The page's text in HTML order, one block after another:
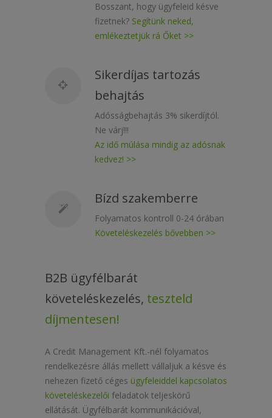
Bosszant, hogy ügyfeleid késve
fizetnek? Segítünk neked,
emlékeztetjük rá Őket >>
Sikerdíjas tartozás
behajtás
Adósságbehajtás 3% sikerdíjtól.
Ne várj!!!
Az idő múlása mindig az adósnak
kedvez! >>
Bízd szakemberre
Folyamatos kontroll 0-24 órában
Követeléskezelés bővebben >>
B2B ügyfélbarát
követeléskezelés, teszteld
díjmentesen!
A Credit Management Kft.-nél folyamatos
rendelkezésre állás mellett vállaljuk a késve és
nehezen fizető céges ügyfeleiddel kapcsolatos
követeléskezelői feladatok teljeskörű
ellátását. Ügyfélbarát kommunikációval,